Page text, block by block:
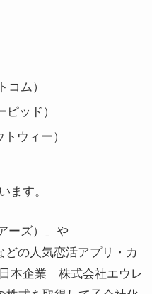
コム）
ッド）
ウィー）
ます。
ーズ）」や
どの人気恋活アプリ・カ
本企業「株式会社エウレ